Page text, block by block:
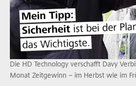
Die HD Technology verschafft Davy
Monat Zeitgewinn – im Herbst wie im